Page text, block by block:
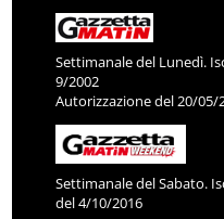
Settimanale del Lunedì.
9/2002
Autorizzazione del 20/05/
Settimanale del Sabato.
del 4/10/2016